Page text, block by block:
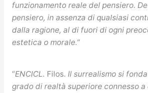
funzionamento reale del pensiero.
pensiero, in assenza di qualsiasi
dalla ragione, al di fuori di ogni
estetica o morale.”
“ENCICL. Filos. Il surrealismo si
grado di realtà superiore connesso